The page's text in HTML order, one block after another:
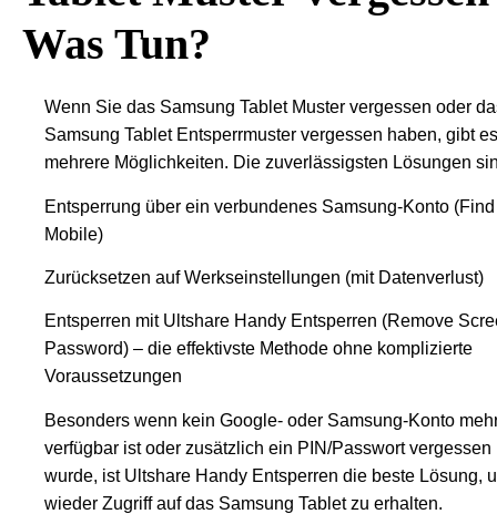
Was Tun?
Wenn Sie das Samsung Tablet Muster vergessen oder
Samsung Tablet Entsperrmuster vergessen haben, gibt es
mehrere Möglichkeiten. Die zuverlässigsten Lösungen
Entsperrung über ein verbundenes Samsung-Konto
Mobile)
Zurücksetzen auf Werkseinstellungen (mit Datenverlust)
Entsperren mit Ultshare Handy Entsperren (Remove
Password) – die effektivste Methode ohne komplizierte
Voraussetzungen
Besonders wenn kein Google- oder Samsung-Konto
verfügbar ist oder zusätzlich ein PIN/Passwort vergessen
wurde, ist Ultshare Handy Entsperren die beste Lösung,
wieder Zugriff auf das Samsung Tablet zu erhalten.